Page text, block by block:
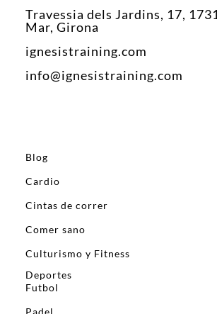
Travessia dels Jardins, 17,
Mar, Girona
ignesistraining.com
info@ignesistraining.com
Blog
Cardio
Cintas de correr
Comer sano
Culturismo y Fitness
Deportes
Futbol